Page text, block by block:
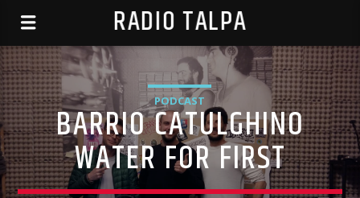
RADIO TALPA
PODCAST
BARRIO CATULGHINO
WATER FOR FIRST